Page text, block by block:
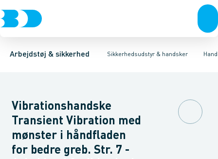
Arbejdstøj & sikkerhed Sikkerhedsudstyr & handsker
Trøjer & t-shirtsBukser Overtøj & huerUndertøj & sokker Sko
Hovedværn ØjenværnHøreværnÅndedrætsværnFørstehjælps
Montage handskerArbejdshandskerTeknik handsker
Vibrationshandske
Transient Vibration med
mønster i håndfladen
for bedre greb. Str. 7 -